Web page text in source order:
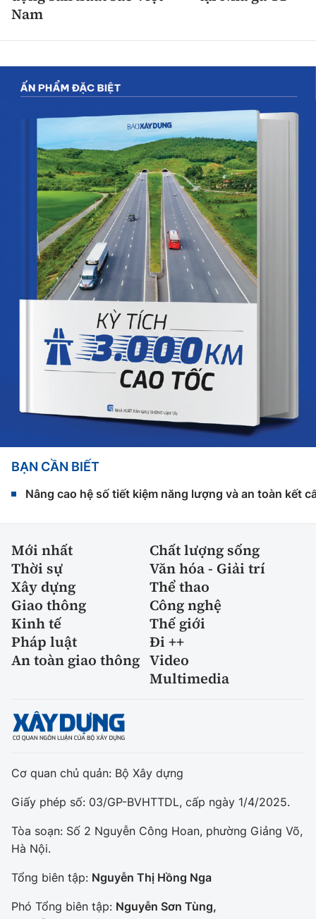
Nam
BẠN CẦN BIẾT
Nâng cao hệ số tiết kiệm năng lượng và an toàn kết
Mới nhất
Chất lượng sống
Thời sự
Văn hóa - Giải trí
Xây dựng
Thể thao
Giao thông
Công nghệ
Kinh tế
Thế giới
Pháp luật
Đi ++
An toàn giao thông Video
Multimedia
Cơ quan chủ quản: Bộ Xây dựng
Giấy phép số: 03/GP-BVHTTDL, cấp ngày 1/4/2025.
Tòa soạn: Số 2 Nguyễn Công Hoan, phường Giảng Võ,
Hà Nội.
Tổng biên tập: Nguyễn Thị Hồng Nga
Phó Tổng biên tập: Nguyễn Sơn Tùng,